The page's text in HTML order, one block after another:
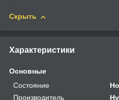
Скрыть
Характеристики
Основные
Состояние
Производитель